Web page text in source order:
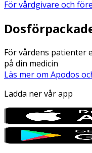
För vårdgivare och
För vårdens patienter
på din medicin
Läs mer om Apodos
Ladda ner vår app